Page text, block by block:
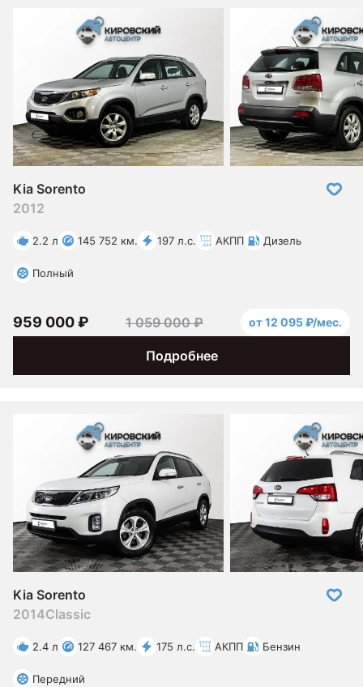
Kia Sorento
2012
2.2 л 145 752 км. 197 л.с. АКПП Дизель
Полный
Подробнее
959 000 ₽ 1 059 000 ₽ от 12 095 ₽/мес.
Kia Sorento
2014Classic
2.4 л 127 467 км. 175 л.с. АКПП Бензин
Передний